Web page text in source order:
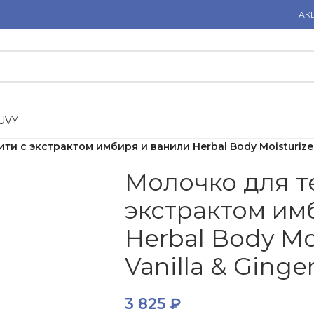
VY
с экстрактом имбиря и ванили Herbal Body
Молочко для
экстрактом
Herbal Body
Vanilla &
3 825 ₽